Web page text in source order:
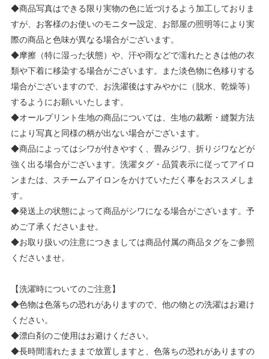
◆商品写真はできる限り実物の色に近づけるよう加工しておりま
すが、お客様のお使いのモニター設定、お部屋の照明等により実
際の商品と色味が異なる場合がございます。
◆摩擦（特に湿った状態）や、汗や雨などで濡れたときは他の衣
類や下着に移染する場合がございます。また淡色物に色移りする
場合がございますので、お洗濯後はすみやかに（脱水、乾燥等）
するようにお願いいたします。
◆オールプリント生地の商品については、生地の裁断・縫製方法
により写真と同様の柄が出ない場合がございます。
◆商品によってはシワが付きやすく、畳みジワ、折りジワなどが
強く出る場合がございます。洗濯タグ・品質表示に従ってアイロ
ンまたは、スチームアイロンをかけていただく事をおススメしま
す。
◆発送上の状態によって商品がシワになる場合がございます。予
めご了承くださいませ。
◆お取り扱いの注意につきましては商品付属の商品タグをご参照
くださいませ。
【洗濯時についてのご注意】
◆色物は色落ちの恐れがありますので、他の物との洗濯はお避け
ください。
◆漂白剤のご使用はお避けください。
◆長時間濡れたままで放置しますと、色落ちの恐れがありますの